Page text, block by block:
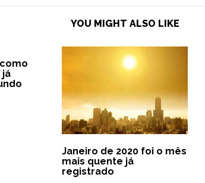
YOU MIGHT ALSO LIKE
já
Janeiro de 2020 foi o mês
mais quente já
registrado